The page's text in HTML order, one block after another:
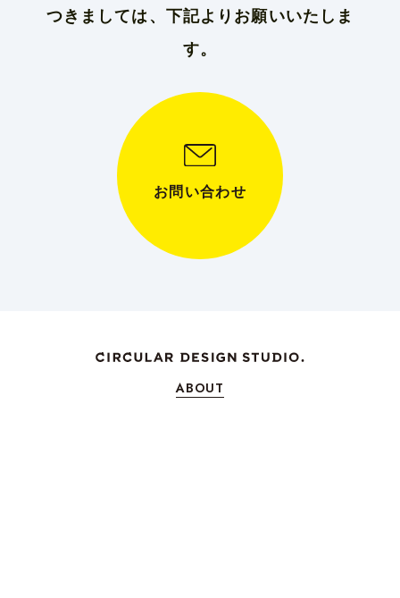
つきましては、下記よりお願いいたしま
す。
お問い合わせ
ABOUT